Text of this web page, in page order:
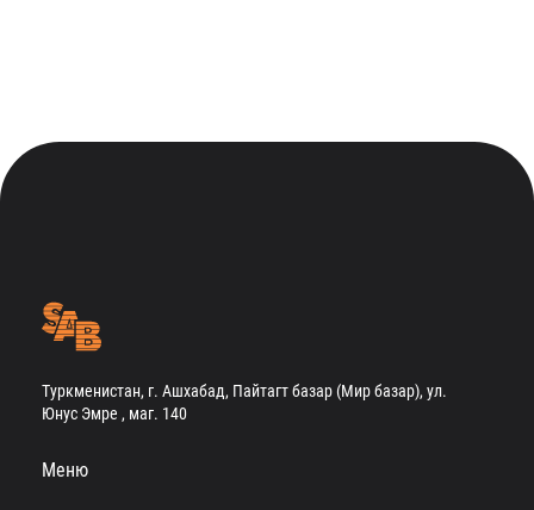
Туркменистан, г. Ашхабад, Пайтагт базар (Мир базар), ул.
Юнус Эмре , маг. 140
Меню